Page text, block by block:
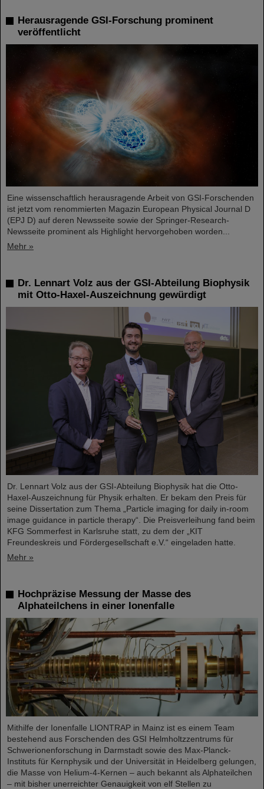
Herausragende GSI-Forschung prominent
veröffentlicht
Eine wissenschaftlich herausragende Arbeit von GSI-Forschenden
ist jetzt vom renommierten Magazin European Physical Journal D
(EPJ D) auf deren Newsseite sowie der Springer-Research-
Newsseite prominent als Highlight hervorgehoben worden...
Mehr »
Dr. Lennart Volz aus der GSI-Abteilung Biophysik
mit Otto-Haxel-Auszeichnung gewürdigt
Dr. Lennart Volz aus der GSI-Abteilung Biophysik hat die Otto-
Haxel-Auszeichnung für Physik erhalten. Er bekam den Preis für
seine Dissertation zum Thema „Particle imaging for daily in-room
image guidance in particle therapy“. Die Preisverleihung fand beim
KFG Sommerfest in Karlsruhe statt, zu dem der „KIT
Freundeskreis und Fördergesellschaft e.V.“ eingeladen hatte.
Mehr »
Hochpräzise Messung der Masse des
Alphateilchens in einer Ionenfalle
Mithilfe der Ionenfalle LIONTRAP in Mainz ist es einem Team
bestehend aus Forschenden des GSI Helmholtzzentrums für
Schwerionenforschung in Darmstadt sowie des Max-Planck-
Instituts für Kernphysik und der Universität in Heidelberg gelungen,
die Masse von Helium-4-Kernen – auch bekannt als Alphateilchen
– mit bisher unerreichter Genauigkeit von elf Stellen zu